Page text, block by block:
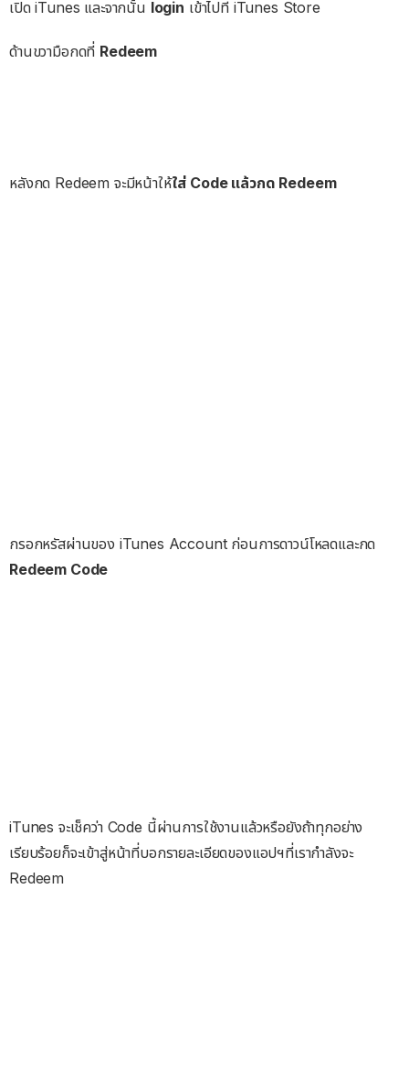
เปิด iTunes และจากนั้น login เข้าไปที่ iTunes Store
ด้านขวามือกดที่ Redeem
หลังกด Redeem จะมีหน้าให้ใส่ Code แล้วกด Redeem
กรอกหรัสผ่านของ iTunes Account ก่อนการดาวน์โหลดและกด
Redeem Code
iTunes จะเช็คว่า Code นี้ผ่านการใช้งานแล้วหรือยังถ้าทุกอย่าง
เรียบร้อยก็จะเข้าสู่หน้าที่บอกรายละเอียดของแอปฯที่เรากำลังจะ
Redeem